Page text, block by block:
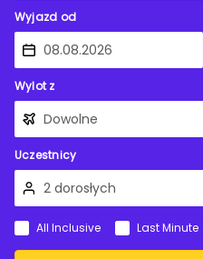
Wyjazd od
Wylot z
Uczestnicy
All Inclusive Last Minute